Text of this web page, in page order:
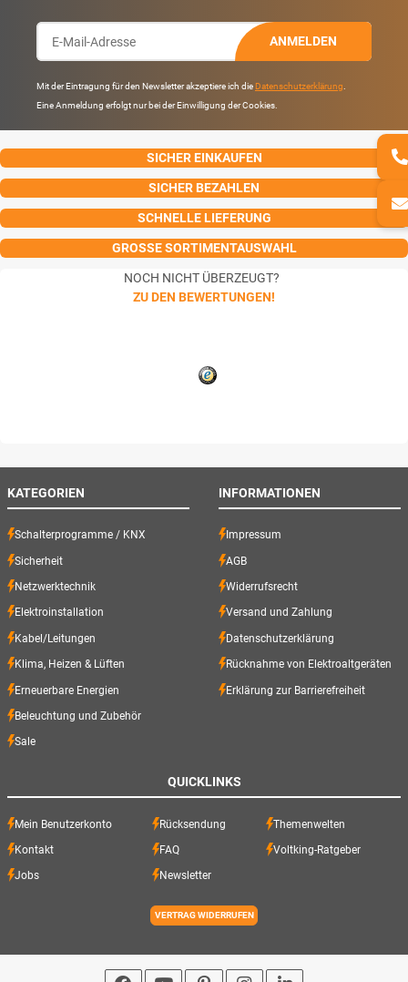
ANMELDEN
Mit der Eintragung für den Newsletter akzeptiere ich die Datenschutzerklärung
Eine Anmeldung erfolgt nur bei der Einwilligung der Cookies.
SICHER EINKAUFEN
SICHER BEZAHLEN
SCHNELLE LIEFERUNG
GROSSE SORTIMENTAUSWAHL
NOCH NICHT ÜBERZEUGT?
ZU DEN BEWERTUNGEN!
KATEGORIEN
Schalterprogramme / KNX
Sicherheit
Netzwerktechnik
Elektroinstallation
Kabel/Leitungen
Klima, Heizen & Lüften
Erneuerbare Energien
Beleuchtung und Zubehör
Sale
INFORMATIONEN
Impressum
AGB
Widerrufsrecht
Versand und Zahlung
Datenschutzerklärung
Rücknahme von Elektroaltgeräten
Erklärung zur Barrierefreiheit
QUICKLINKS
Mein Benutzerkonto Rücksendung Themenwelten
Kontakt FAQ Voltking-Ratgeber
Jobs Newsletter
VERTRAG WIDERRUFEN